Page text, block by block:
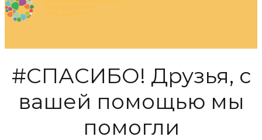
#СПАСИБО! Друзья, с
вашей помощью мы
помогли